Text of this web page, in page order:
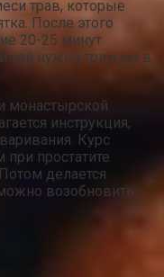
трав, которые
После этого
20-25 минут.
чай нужно трижды в
монастырской
инструкция,
Курс
простатите
делается
возобновить